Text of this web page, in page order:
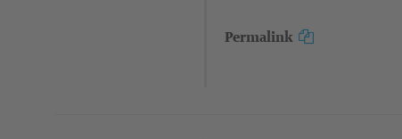
Permalink